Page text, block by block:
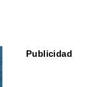
Publicidad